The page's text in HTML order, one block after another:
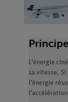
Principe
L'énergie
sa vitesse.
l'énergie